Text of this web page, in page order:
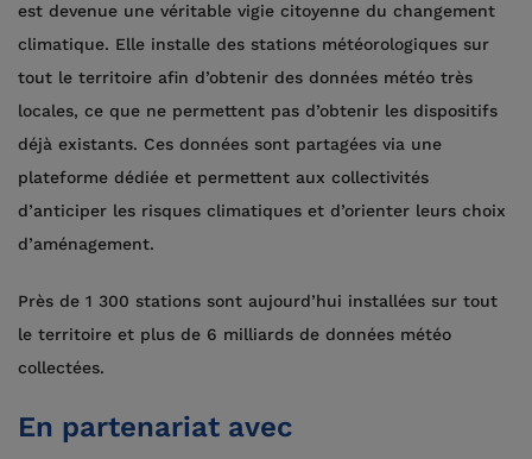
est devenue une véritable vigie citoyenne du changement
climatique. Elle installe des stations météorologiques sur
tout le territoire afin d’obtenir des données météo très
locales, ce que ne permettent pas d’obtenir les dispositifs
déjà existants. Ces données sont partagées via une
plateforme dédiée et permettent aux collectivités
d’anticiper les risques climatiques et d’orienter leurs choix
d’aménagement.
Près de 1 300 stations sont aujourd’hui installées sur tout
le territoire et plus de 6 milliards de données météo
collectées.
En partenariat avec